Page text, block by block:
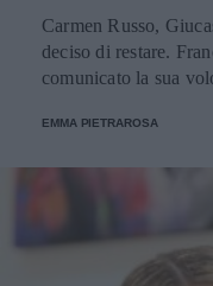
Carmen Russo,
deciso di restare.
comunicato la sua
EMMA PIETRAROSA